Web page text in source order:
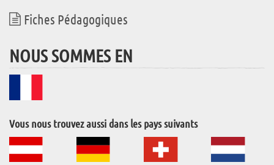
Fiches Pédagogiques
NOUS SOMMES EN
Vous nous trouvez aussi dans les pays suivants